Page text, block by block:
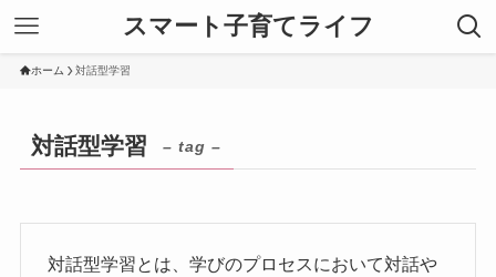
スマート子育てライフ
ホーム 対話型学習
対話型学習 – tag –
対話型学習とは、学びのプロセスにおいて対話や